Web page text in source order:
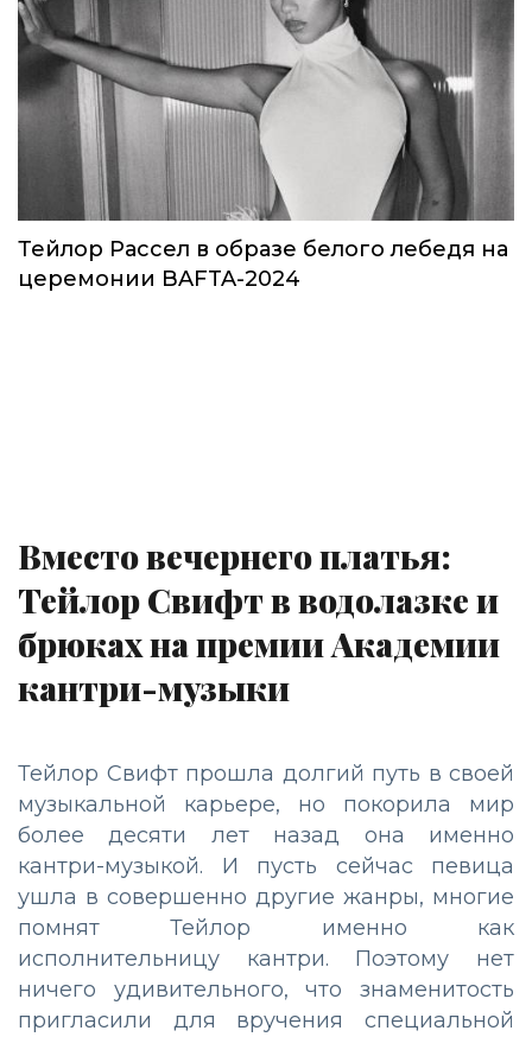
Тейлор Рассел в образе белого лебедя на
церемонии BAFTA-2024
Вместо вечернего платья:
Тейлор Свифт в водолазке и
брюках на премии Академии
кантри-музыки
Тейлор Свифт прошла долгий путь в своей
музыкальной карьере, но покорила мир
более десяти лет назад она именно
кантри-музыкой. И пусть сейчас певица
ушла в совершенно другие жанры, многие
помнят Тейлор именно как
исполнительницу кантри. Поэтому нет
ничего удивительного, что знаменитость
пригласили для вручения специальной